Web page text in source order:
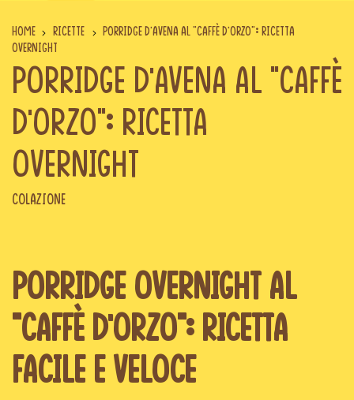
Home Ricette
Porridge d’avena al “caffè d’orzo”: ricetta
overnight
Porridge d’avena al “caffè
d’orzo”: ricetta
overnight
Colazione
Porridge overnight al
“caffè d’orzo”: ricetta
facile e veloce